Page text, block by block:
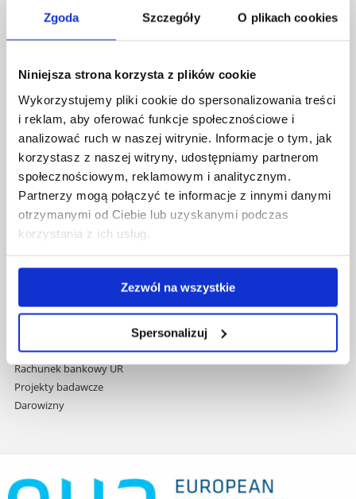
Zgoda Szczegóły O plikach cookies
Niniejsza strona korzysta z plików cookie
Wykorzystujemy pliki cookie do spersonalizowania treści
i reklam, aby oferować funkcje społecznościowe i
analizować ruch w naszej witrynie. Informacje o tym, jak
korzystasz z naszej witryny, udostępniamy partnerom
społecznościowym, reklamowym i analitycznym.
Partnerzy mogą połączyć te informacje z innymi danymi
otrzymanymi od Ciebie lub uzyskanymi podczas
korzystania z ich usług.
Zezwól na wszystkie
Spersonalizuj
Uniwersytet Rzeszowski
Al. Tadeusza Rejtana 16C
Pomiń
nawigację
przejdź
do
treści
Polityka prywatności
Mapa serwisu
Biblioteka
Covid info
Studia podyplomowe
Praca na UR
Zamówienia publiczne
Fundusze strukturalne
Domy studenta
Deklaracja dostępności cyfrowej
Rachunek bankowy UR
Projekty badawcze
Darowizny